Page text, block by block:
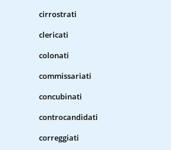
cirrostrati
clericati
colonati
commissariati
concubinati
controcandidati
correggiati